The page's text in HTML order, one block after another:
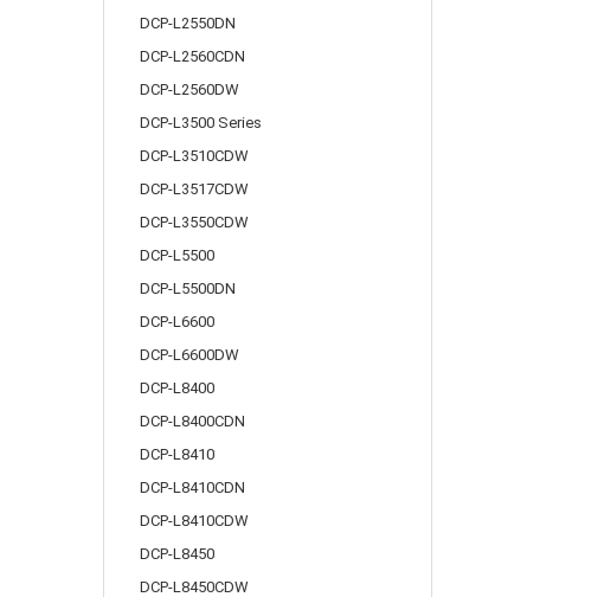
DCP-L2550DN
DCP-L2560CDN
DCP-L2560DW
DCP-L3500 Series
DCP-L3510CDW
DCP-L3517CDW
DCP-L3550CDW
DCP-L5500
DCP-L5500DN
DCP-L6600
DCP-L6600DW
DCP-L8400
DCP-L8400CDN
DCP-L8410
DCP-L8410CDN
DCP-L8410CDW
DCP-L8450
DCP-L8450CDW